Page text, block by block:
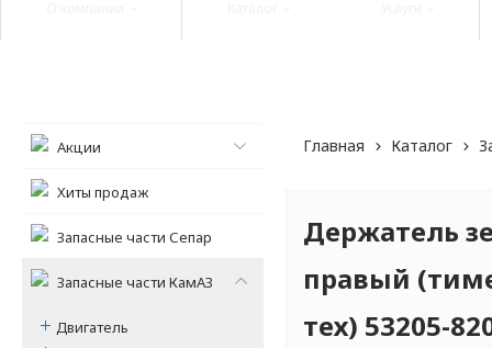
Акции
Хиты продаж
Запасные части Сепар
Запасные части КамАЗ
Двигатель
Главная Каталог
Держатель
правый
тех) 53205-